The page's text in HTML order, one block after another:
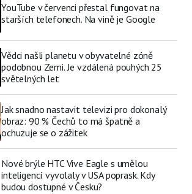
YouTube v červenci přestal fungovat na
starších telefonech. Na vině je Google
Vědci našli planetu v obyvatelné zóně
podobnou Zemi. Je vzdálená pouhých 25
světelných let
Jak snadno nastavit televizi pro dokonalý
obraz: 90 % Čechů to má špatně a
ochuzuje se o zážitek
Nové brýle HTC Vive Eagle s umělou
inteligencí vyvolaly v USA poprask. Kdy
budou dostupné v Česku?